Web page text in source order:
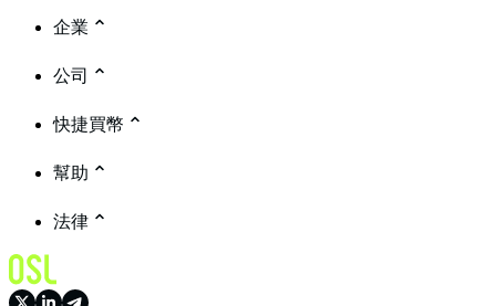
企業
公司
快捷買幣
幫助
法律